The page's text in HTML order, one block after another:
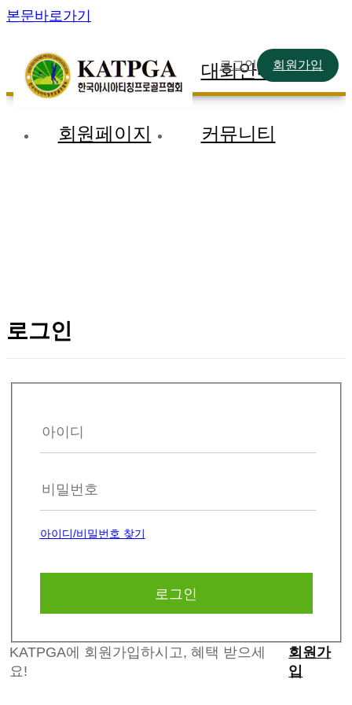
본문바로가기
로그인 회원가입
협회소개 대회안내
회원페이지 커뮤니티
로그인
아이디/비밀번호 찾기
KATPGA에 회원가입하시고, 혜택 받으세
요!
회원가
입